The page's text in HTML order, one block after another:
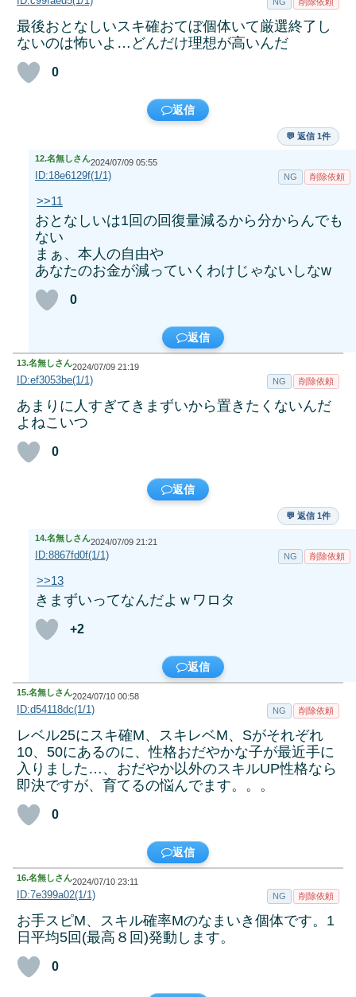
NG 削除依頼
最後おとなしいスキ確おてぼ個体いて厳選終了し
ないのは怖いよ…どんだけ理想が高いんだ
0
返信
💬 返信 1件
12.名無しさん2024/07/09 05:55
ID:18e6129f(1/1) NG 削除依頼
>>11
おとなしいは1回の回復量減るから分からんでも
ない
まぁ、本人の自由や
あなたのお金が減っていくわけじゃないしなw
0
返信
13.名無しさん2024/07/09 21:19
ID:ef3053be(1/1) NG 削除依頼
あまりに人すぎてきまずいから置きたくないんだ
よねこいつ
0
返信
💬 返信 1件
14.名無しさん2024/07/09 21:21
ID:8867fd0f(1/1) NG 削除依頼
>>13
きまずいってなんだよｗワロタ
+2
返信
15.名無しさん2024/07/10 00:58
ID:d54118dc(1/1) NG 削除依頼
レベル25にスキ確M、スキレベM、Sがそれぞれ
10、50にあるのに、性格おだやかな子が最近手に
入りました…、おだやか以外のスキルUP性格なら
即決ですが、育てるの悩んでます。。。
0
返信
16.名無しさん2024/07/10 23:11
ID:7e399a02(1/1) NG 削除依頼
お手スピM、スキル確率Mのなまいき個体です。1
日平均5回(最高８回)発動します。
0